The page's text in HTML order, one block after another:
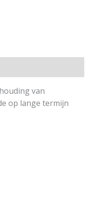
van
op lange termijn